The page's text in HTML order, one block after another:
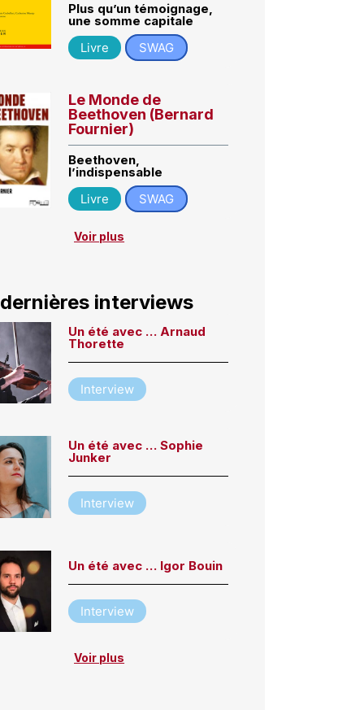
Plus qu’un témoignage,
une somme capitale
Livre
SWAG
Le Monde de
Beethoven (Bernard
Fournier)
Beethoven,
l’indispensable
Livre
SWAG
Voir plus
interviews
Un été avec … Arnaud
Thorette
Interview
Un été avec … Sophie
Junker
Interview
Un été avec … Igor Bouin
Interview
Voir plus